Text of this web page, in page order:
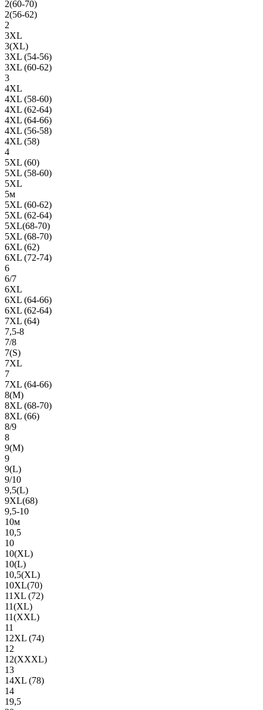
2(60-70)
2(56-62)
2
3XL
3(XL)
3XL (54-56)
3XL (60-62)
3
4XL
4XL (58-60)
4XL (62-64)
4XL (64-66)
4XL (56-58)
4XL (58)
4
5XL (60)
5XL (58-60)
5XL
5м
5XL (60-62)
5XL (62-64)
5XL(68-70)
5XL (68-70)
6XL (62)
6XL (72-74)
6
6/7
6XL
6XL (64-66)
6XL (62-64)
7XL (64)
7,5-8
7/8
7(S)
7XL
7
7XL (64-66)
8(М)
8XL (68-70)
8XL (66)
8/9
8
9(М)
9
9(L)
9/10
9,5(L)
9XL(68)
9,5-10
10м
10,5
10
10(XL)
10(L)
10,5(XL)
10XL(70)
11XL (72)
11(XL)
11(XXL)
11
12XL (74)
12
12(ХХХL)
13
14XL (78)
14
19,5